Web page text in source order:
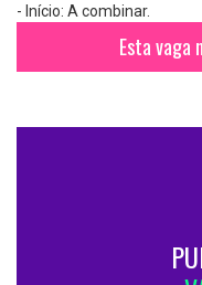
- Início: A combinar.
Esta vaga